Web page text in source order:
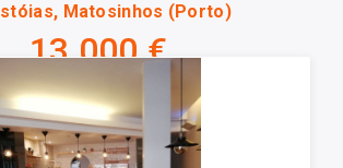
Matosinhos (Porto)
13 000 €